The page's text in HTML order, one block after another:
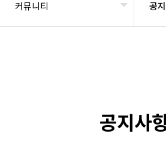
커뮤니티 공
공지사